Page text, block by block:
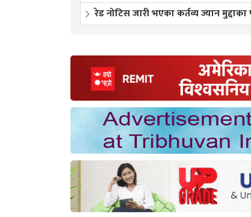
रेड नोटिस जारी भएका कर्तव्य ज्यान मुद्दाका